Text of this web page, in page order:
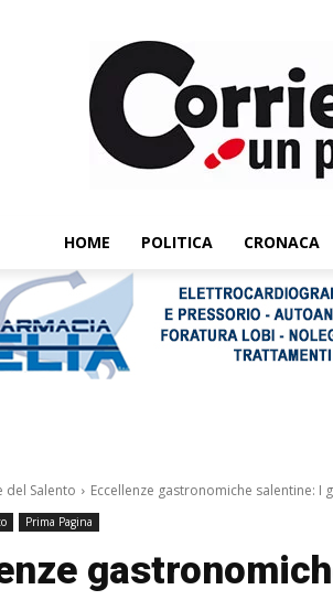
HOME POLITICA CRONACA
del Salento Eccellenze gastronomiche salentine: I
Prima Pagina